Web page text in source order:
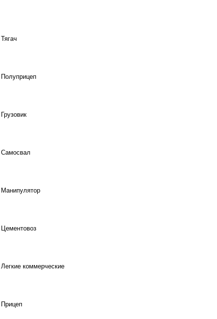
Тягач
Полуприцеп
Грузовик
Самосвал
Манипулятор
Цементовоз
Легкие коммерческие
Прицеп